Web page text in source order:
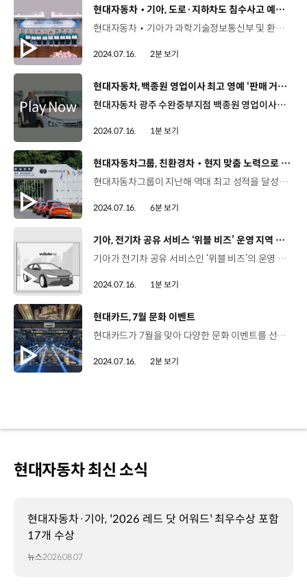
[동영상]
현대자동차‧기아, 도로·지하차도 침수사고 예방을 위한 내비게이션 고도화 업무 협약 체결
현대자동차‧기아가 과학기술정보통신부 및 환경부와 함께 ‘도로‧지하차도 침수사고 예방을 위한 내비게이션 고도화’ 업무 협약을 체결했습니다. 지난 10일, 서울 서초구 한강홍수통제소에서 열린 협약식에는 과기정통부 이종호 장관, 환경부 한화진 장관, 현대자동차‧기아 AVP본부 송창현 사장, 한국지능정보사회진흥원 황종성 원장 등이 참석했습니다. 민·관이 상호 협력한 내비게이션 고도화 프로젝트는 매년 여름철 장마로 인한 침수사고에 대비해 내비게이션에 실시간 홍수 위험 경보 알림 서비스를 제공함으로써 국민의 안전 강화에 기여하기 위해 마련됐는데요, 과기정통부의 주도 하에 환경부는 홍수 위험 정보를 한국지능정보사회진흥원(NIA)에 제공하고, 각 기업은 이 데이터를 위험 지역을 지나는 차량의 내비게이션에 전달하게 됩니다. 한화진 장관/ 환경부 ‘도로‧지하차도 침수사고 예방을 위한 내비게이션 고도화’ 업무 협약을 체결하게 되어 매우 뜻깊게 생각합니다. 올해부터 인공지능 기술을 활용하여 홍수특보 지점을 내비게이션을 통해 실시간으로 제공할 수 있게 되었습니다. 현대자동차·기아는 지난 4일부터 홍수 위험 경보 알림 서비스를 제공하고 있는데요. 커넥티드카 서비스에 가입한 현대자동차·기아·제네시스 차량 운전자라면 누구나 별도의 소프트웨어 업데이트 없이 침수 통제 정보와 위험 구간, 댐 방류에 따른 위험 정보를 함께 받아볼 수 있습니다. 이를 통해 운전자는 해당 구간을 우회하거나 지하차도 진입 전에 속도를 늦추는 등 침수사고에 사전 대응이 가능합니다. 현대자동차‧기아는 앞으로도 고객 안전을 위해 민·관 협업을 고도화하고 실시간 테이터 기반 서비스를 제공해 고객 안전 확보에 최선을 다할 계획입니다.
2024.07.16. 2분 보기
[동영상]
현대자동차, 백종원 영업이사 최고 영예 ‘판매 거장’ 선정
현대자동차 광주 수완중부지점 백종원 영업이사가 역대 20번째 ‘판매거장’으로 선정됐습니다. 판매거장은 누적 판매 5천 대를 돌파한 직원에게 주어지는 최고의 영예인데요, 백종원 영업이사는 1993년 입사 후 약 31년 동안 연평균 약 160대를 판매하며 지난달 누적 판매 5천 대를 달성했습니다. 지역판매왕과 전국판매왕 뿐만 아니라 2008년부터 지난해까지 16년 연속 연간 120대 이상을 판매한 ‘탑 클래스’에도 선정되는 등 우수한 경력을 쌓아왔습니다. 현대자동차는 앞으로도 영업 현장에서 최선을 다하는 직원들의 성과와 노고를 격려하기 위해 다양한 판매 명예 포상 제도를 이어 나갈 계획입니다.
2024.07.16. 1분 보기
[동영상]
현대자동차그룹, 친환경차‧현지 맞춤 노력으로 ‘유럽 2위 자동차 시장’ 영국서 활약 지속
현대자동차그룹이 지난해 역대 최고 성적을 달성한 영국 자동차 시장에서 올해도 준수한 실적을 이어가며 입지를 강화하고 있습니다. 최아영 리포터, 현대자동차그룹이 3년 연속으로 영국 현지 점유율 10%대를 유지하고 있죠? 네, 영국 신차 10대 중 1대 꼴로 현대자동차그룹의 차량이 판매되고 있는 건데요, 지난 10일, 영국자동차공업협회에 따르면 현대자동차‧기아‧제네시스가 올해 상반기에만 10만 7,326대를 판매하며 점유율 10.66%를 기록했습니다. 현대자동차그룹이 영국에서 처음으로 점유율 10%를 넘긴 2022년부터 3년 연속으로 현지 점유율 10%대를 유지하며 실적을 이어가고 있습니다. 영국은 ‘유럽 2위의 자동차 시장’이자 글로벌 대표 자동차 선진시장으로 통하는데요, 영국 시장에서 준수한 판매 실적을 보여준 건 현대자동차그룹의 현지 맞춤형 노력 덕분이죠. 네, 현대자동차그룹은 친환경차를 중심으로 빠르게 시장이 재편되고 있는 영국에서 전기차, 하이브리드, 플러그인하이브리드 등 다양한 라인업을 적극 운영하며 효과적으로 대응하고 있는데요, 자세한 내용 함께 보시죠. 현대자동차그룹이 올해 상반기에도 영국에서 활약을 이어가고 있습니다. 이러한 실적을 이어갈 수 있었던 배경에는 빠르게 재편되는 영국 시장에 적극 대응한 현대자동차그룹의 현지 맞춤형 전략이 있었습니다. 올해 상반기 영국 자동차 시장에서 판매된 100만 6,763대 중 전기차, 하이브리드, 플러그인하이브리드 등 친환경차 3종이 차지하는 비중은 38.4%에 달하는데요, 이런 시장 변화 속에서 현대자동차그룹은 발빠르게 친환경차 라인업을 확대하며 판매를 적극 추진했습니다. 현대자동차(제네시스 포함)는 올해 영국 시장에 아이오닉 5 N을 투입하며 2020년 2종에 그쳤던 전기차 라인업을 4년 만에 7종으로 늘렸습니다. 기아는 지난해 하반기 전국 딜러 로드쇼 개최 등을 통해 영국 시장에 소개한 EV9의 가세로 전기차 모델이 4종으로 확대됐습니다. 한편 현대자동차는 전기차 외에도 신형 싼타페 현지 출시를 앞두고 가솔린 모델을 제외한 하이브리드와 플러그인하이브리드, 친환경 2종에 집중해 신형 모델을 판매하기로 했습니다. 이러한 노력에 힘입어 현대자동차그룹의 올해 상반기(영국 시장) 친환경차 판매대수는 5만 3,169대로 전년 동기보다 9.0% 증가했는데요, 이는 현대자동차그룹 영국 전체 판매의 절반(약 49.5%)을 친환경차가 차지한 겁니다. 2020년 3만 6,750대에 불과했던 현대자동차그룹의 영국 친환경차 판매대수는 꾸준히 늘어 연 10만 대 규모로 성장하며 영국 시장 내에서 입지를 강화하고 있습니다. 상반기 실적을 하반기까지 이어가면 영국 시장 연간 20만 대 판매 달성도 기대해 볼 만한데요. 현대자동차그룹은 이러한 양적 성장뿐만 아니라 질적인 측면에서도 우수한 상품성을 인정받고 있죠. 네, 현대자동차그룹의 주요 차종들은 영국 유력 자동차 시상식에서 좋은 성적을 거뒀습니다. 기아 EV9은 지난 3월 ‘2024 영국 올해의 차’를 수상했고 현대자동차 아이오닉 5 N은 지난해 11월 ‘2023 탑기어 어워즈’에서 ‘올해의 차’로 이름을 올린 데 이어 지난 5월 ‘2024 탑기어 전기차 어워즈’에서 ‘최고의 핫 해치 전기차’로 선정되며 명성을 이어갔습니다. 이처럼 영국 내 입지를 강화하고 있는 현대자동차그룹은 앞으로도 다양한 노력을 이어가며 현지 고객들의 마음을 사로잡을 계획입니다. 현대자동차그룹은 지난 11일부터 14일까지 영국에서 열린 영국 최대 자동차 축제 ‘굿우드 페스티벌 오브 스피드’에 참가해 현지 자동차 팬들과 글로벌 팬들을 만났습니다. 지난해에는 아이오닉 5 N이 굿우드에서 세계 최초로 공개돼 호평을 받았는데요. 올해는 제네시스가 ‘GV60 마그마 콘셉트’ 등의 고성능 주행 능력을 시연해 현지의 이목을 끌었습니다. 또한 현대자동차그룹은 영국 내 문화예술 후원 활동도 확대해 나갈 계획인데요. 2014년 세계적 명성의 영국 ‘테이트 미술관’과 파트너십을 체결한 이후 대규모 전시 프로젝트들을 꾸준히 후원해 왔습니다. 내년에는 제네시스가 후원하는 테이트 모던의 ‘더 제네시스 익스비션:서도호(The Genesis Exhibition: Do Ho Suh) 가 개최될 예정입니다. 한편 지난 11일에는 제네시스가 타이틀 스폰서로 후원하는 ‘2024 제네시스 스코티시 오픈’이 열렸는데요, 대회가 열리는 클럽 곳곳에 제네시스 차량을 전시하며 현지에서 적극적인 스포츠 마케팅을 진행했습니다. 페스티벌과 문화 예술, 골프대회까지 현대자동차그룹은 다양한 활동과 노력으로 영국 시장 내 입지를 다지고 있네요, 이뿐만 아니라 학술교류도 강화할 계획이죠. 네, 현대자동차그룹은 ‘옥스포드 – 현대자동차그룹 미래연구센터’를 설립하고 옥스포드 대학과 학술교류도 강화해 나갈 계획인데요, 이를 통해 바람직한 미래를 실현할 수 있는 경쟁력을 확보해 나갈 예정입니다. 현대자동차그룹의 영국 현지 맞춤형 노력이 고객들의 마음을 사로잡아 보다 많은 현대자동차그룹의 자동차들이 영국 도로를 달릴 수 있기를 기대하겠습니다. 오늘 소식 전해주셔서 고맙습니다.
2024.07.16. 6분 보기
[동영상]
기아, 전기차 공유 서비스 ‘위블 비즈’ 운영 지역 확대
기아가 전기차 공유 서비스인 ‘위블 비즈’의 운영 범위를 경기도 파주시까지 넓히며 친환경 모빌리티 생태계 조성 확대에 나섭니다. 이번에 파주시에 투입한 위블 비즈 차량은 니로 EV 10대인데요, 위블 비즈는 기업이나 기관이 전기차를 구독해 평일에는 파주시청 공무원들이 업무용으로 사용하고 그 외 시간에는 지역 주민들이 출퇴근이나 주말 레저용으로 차량을 대여해 이용하는 친환경 공유 서비스입니다. 위블 비즈는 경제적이고 편리하게 전기차를 이용할 수 있어 경기도 광명시와 화성시, 경상남도 등 다양한 지자체에서도 활용 중인데요, 기아는 위블 비즈 사업을 중장기적으로 전국 단위로 확대해 국내 친환경 모빌리티 생태계 조성에 앞장설 계획입니다.
2024.07.16. 1분 보기
[동영상]
현대카드, 7월 문화 이벤트
현대카드가 7월을 맞아 다양한 문화 이벤트를 선보입니다. 현대카드 언더스테이지에서는 오는 8월 말까지 싱어송라이터 장범준의 평일 소공연 ‘소리없는 비가 내린다’가 열립니다. 현대카드 쿠킹라이브러리 델리에서는 식물성 대안육을 활용한 신메뉴를 소개하는데요, 푸드 캠페인 ‘유아왓유잇(You are What you Eat)’의 일환으로 선보이는 메뉴들로 구성해 멕시칸 스튜와 식물성 대안육으로 만든 ‘가지 라자냐’ 등을 선보입니다. 현대카드 스토리지에서는 ‘어반 크로니클스: 아메리칸 컬러 포토그라피(Urban Chronicles: American Color Photography)’가 이달 28일까지 진행되는데요, 이번 전시는 미국 현대 사진을 대표하는 거장부터 신예까지 한 자리에서 작품을 소개해 큰 호응을 받고 있습니다. 이외에도 현대카드 아트라이브러리, 언더스테이지, 디자인 라이브러리, 뮤직 라이브러리에서 다양한 전시와 공연을 선보이는데요, 자세한 내용은 현대카드 DIVE 앱에서 확인할 수 있습니다.
2024.07.16. 2분 보기
현대자동차 최신 소식
현대자동차·기아, '2026 레드 닷 어워드' 최우수상 포함
17개 수상
뉴스2026.08.07